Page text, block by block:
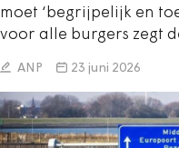
moet ‘begrijpelijk en
voor alle burgers zegt
ANP 23 juni 2026